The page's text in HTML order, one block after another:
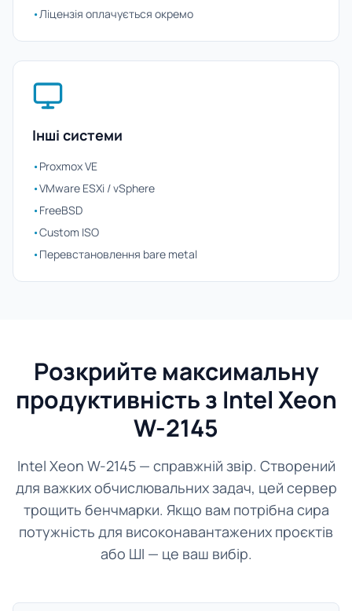
•Ліцензія оплачується окремо
Інші системи
•Proxmox VE
•VMware ESXi / vSphere
•FreeBSD
•Custom ISO
•Перевстановлення bare metal
Розкрийте максимальну
продуктивність з Intel Xeon
W-2145
Intel Xeon W-2145 — справжній звір. Створений
для важких обчислювальних задач, цей сервер
трощить бенчмарки. Якщо вам потрібна сира
потужність для високонавантажених проєктів
або ШІ — це ваш вибір.